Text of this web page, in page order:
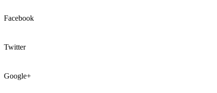
Facebook
Twitter
Google+